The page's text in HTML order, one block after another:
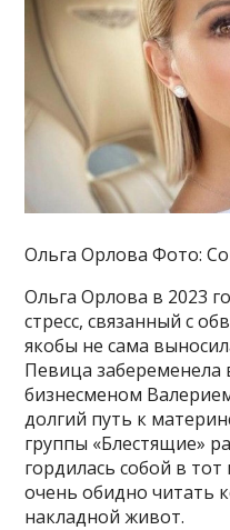
Ольга Орлова Фото:
Ольга Орлова в 2023
стресс, связанный с
якобы не сама
Певица забеременела
бизнесменом
долгий путь к
группы «Блестящие»
гордилась собой в
очень обидно читать
накладной живот.